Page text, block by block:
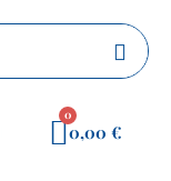
0,00 €